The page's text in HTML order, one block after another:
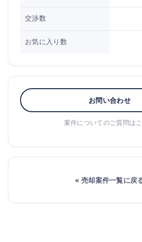
交渉数
お気に入り数
お問い合わせ
案件についてのご質問は
« 売却案件一覧に戻